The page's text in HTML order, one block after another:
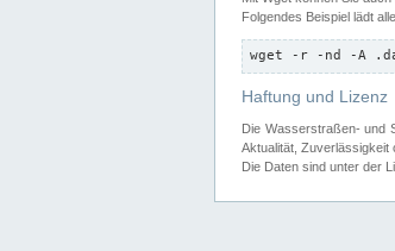
Folgendes Beispiel lädt
wget -r -nd -A
Haftung und Lizenz
Die Wasserstraßen- und
Aktualität, Zuverlässigkeit
Die Daten sind unter der